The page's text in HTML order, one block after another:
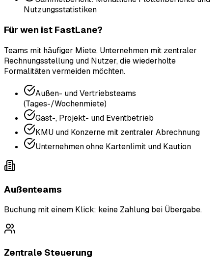
Nutzungsstatistiken
Für wen ist FastLane?
Teams mit häufiger Miete, Unternehmen mit zentraler
Rechnungsstellung und Nutzer, die wiederholte
Formalitäten vermeiden möchten.
Außen- und Vertriebsteams
(Tages-/Wochenmiete)
Gast-, Projekt- und Eventbetrieb
KMU und Konzerne mit zentraler Abrechnung
Unternehmen ohne Kartenlimit und Kaution
Außenteams
Buchung mit einem Klick; keine Zahlung bei Übergabe.
Zentrale Steuerung